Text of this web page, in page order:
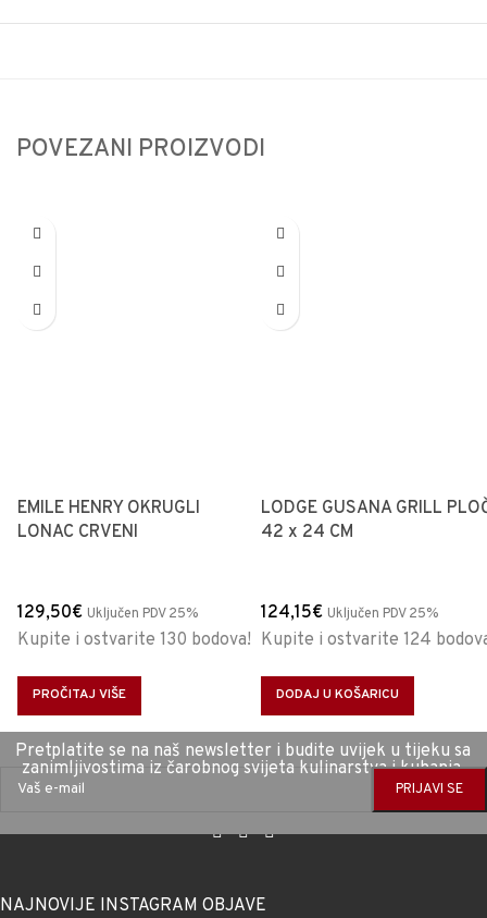
POVEZANI PROIZVODI
EMILE HENRY OKRUGLI
LONAC CRVENI
129,50€ Uključen PDV 25%
Kupite i ostvarite 130 bodova!
PROČITAJ VIŠE
LODGE GUSANA GRILL
42 x 24 CM
124,15€ Uključen PDV 25%
Kupite i ostvarite 124
DODAJ U KOŠARICU
Pretplatite se na naš newsletter i budite uvijek u tijeku sa
zanimljivostima iz čarobnog svijeta kulinarstva i kuhanja.
NAJNOVIJE INSTAGRAM OBJAVE